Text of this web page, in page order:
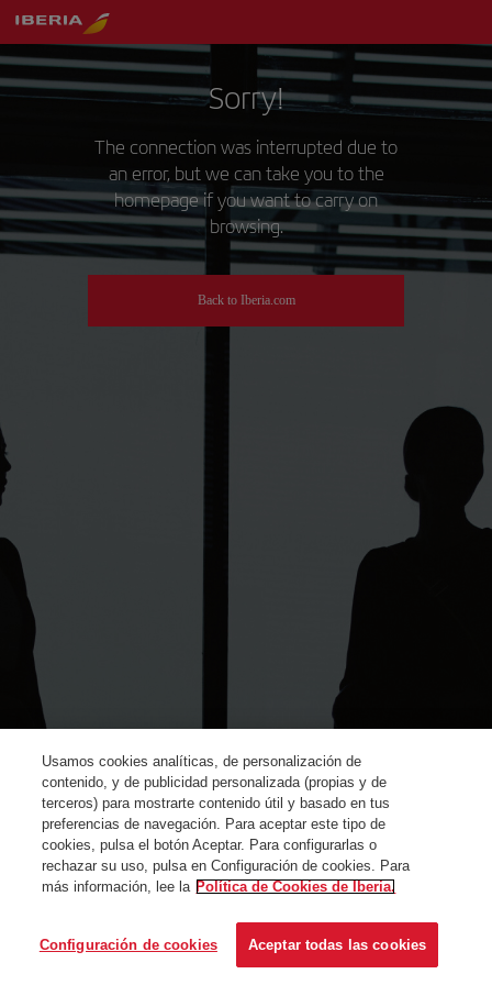
Sorry!
The connection was interrupted due to
an error, but we can take you to the
homepage if you want to carry on
browsing.
Back to Iberia.com
Usamos cookies analíticas, de personalización de
contenido, y de publicidad personalizada (propias y de
terceros) para mostrarte contenido útil y basado en tus
preferencias de navegación. Para aceptar este tipo de
cookies, pulsa el botón Aceptar. Para configurarlas o
rechazar su uso, pulsa en Configuración de cookies. Para
más información, lee la Política de Cookies de Iberia.
Configuración de cookies Aceptar todas las cookies